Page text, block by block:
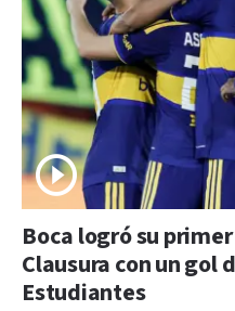
Boca logró su
Clausura con un gol
Estudiantes